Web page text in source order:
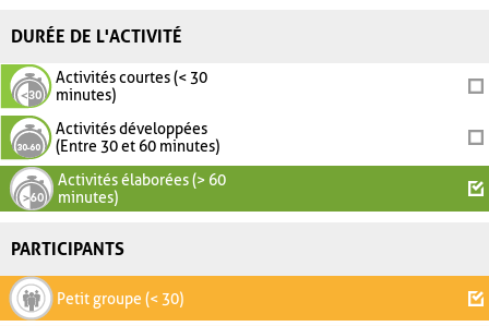
DURÉE DE L'ACTIVITÉ
Activités courtes (< 30
minutes)
Activités développées
(Entre 30 et 60 minutes)
Activités élaborées (> 60
minutes)
PARTICIPANTS
Petit groupe (< 30)